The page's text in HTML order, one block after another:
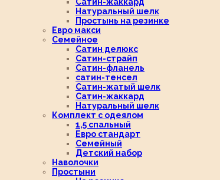
Натуральный шелк
Простынь на резинке
Евро макси
Семейное
Сатин делюкс
Сатин-страйп
Сатин-фланель
сатин-тенсел
Сатин-жатый шелк
Сатин-жаккард
Натуральный шелк
Комплект с одеялом
1,5 спальный
Евро стандарт
Семейный
Детский набор
Наволочки
Простыни